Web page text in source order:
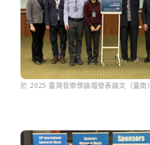
於 2025 臺灣音樂學論壇發表論文（臺南）